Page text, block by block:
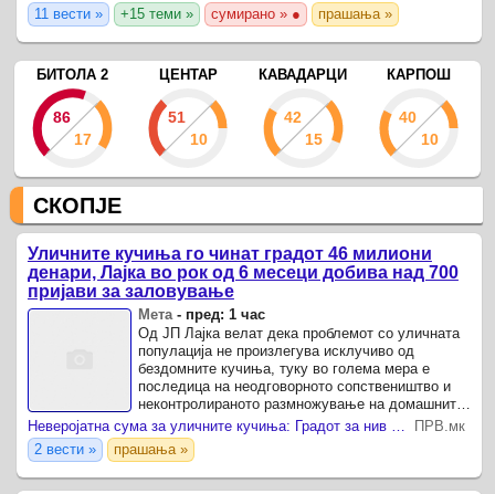
11 вести »
+15 теми » сумирано » ● прашања »
БИТОЛА 2
86
17
ЦЕНТАР
51
10
КАВАДАРЦИ
42
15
КАРПОШ
40
10
СКОПЈЕ
Уличните кучиња го чинат градот 46 милиони
денари, Лајка во рок од 6 месеци добива над 700
пријави за заловување
Мета- пред: 1 час
Од ЈП Лајка велат дека проблемот со уличната
популација не произлегува исклучиво од
бездомните кучиња, туку во голема мера е
последица на неодговорното сопствеништво и
неконтролираното размножување на домашните
кучиња Речиси 46 милиони денари, односно
околу 750 илјади евра, ...
ПРВ.мк
2 вести »
прашања »